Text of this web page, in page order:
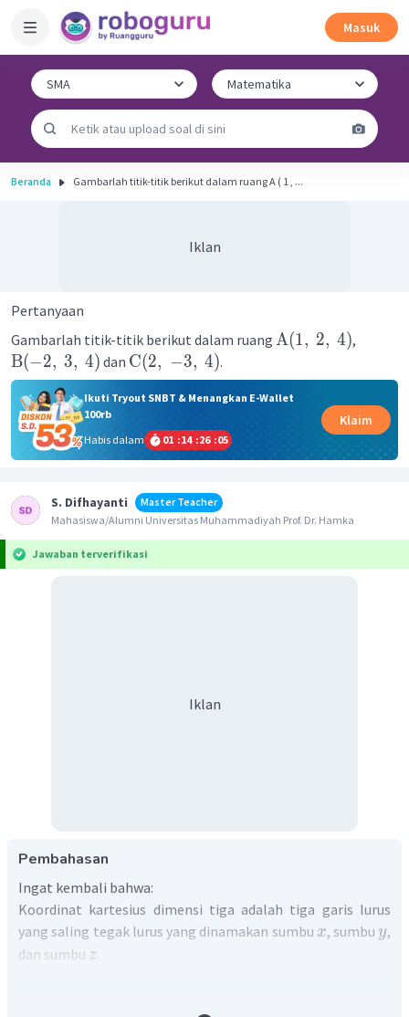
Masuk
Beranda Gambarlah titik-titik berikut dalam ruang A ( 1 , ...
Iklan
Pertanyaan
Gambarlah titik-titik berikut dalam ruang A(1, 2, 4),
B(−2, 3, 4) dan C(2, −3, 4).
Ikuti Tryout SNBT & Menangkan E-Wallet
100rb
Habis dalam
01 :14 :26 :05
Klaim
S. Difhayanti
Master Teacher
Mahasiswa/Alumni Universitas Muhammadiyah Prof. Dr. Hamka
Jawaban terverifikasi
Iklan
Pembahasan
Ingat kembali bahwa:
Koordinat kartesius dimensi tiga adalah tiga garis lurus
yang saling tegak lurus yang dinamakan sumbu x, sumbuy,
dan sumbu z.